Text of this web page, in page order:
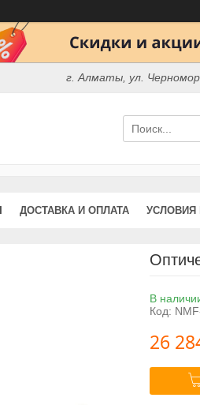
г. Алматы, ул.
ДОСТАВКА И ОПЛАТА УСЛОВИЯ
В
Код:
26